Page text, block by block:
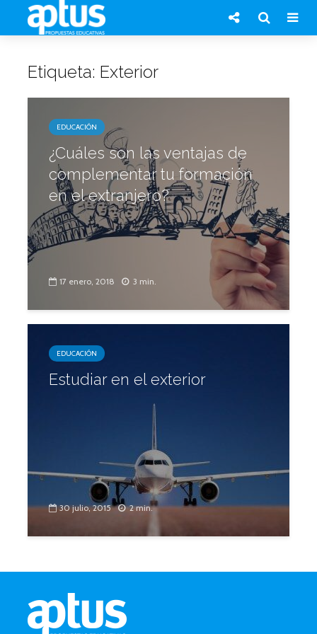
Etiqueta: Exterior
EDUCACIÓN
¿Cuáles son las ventajas de
complementar tu formación
en el extranjero?
17 enero, 2018 3 min.
EDUCACIÓN
Estudiar en el exterior
30 julio, 2015 2 min.